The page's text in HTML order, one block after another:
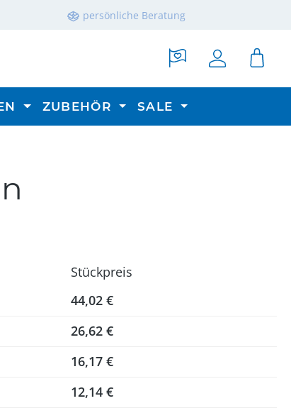
persönliche Beratung
ZUBEHÖR SALE
Stückpreis
44,02 €
26,62 €
16,17 €
12,14 €